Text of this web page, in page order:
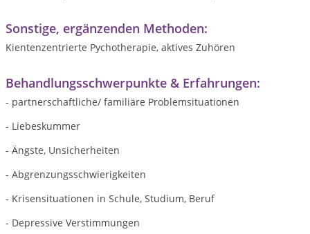
Sonstige, ergänzenden Methoden:
Kientenzentrierte Pychotherapie, aktives Zuhören
Behandlungsschwerpunkte & Erfahrungen:
- partnerschaftliche/ familiäre Problemsituationen
- Liebeskummer
- Ängste, Unsicherheiten
- Abgrenzungsschwierigkeiten
- Krisensituationen in Schule, Studium, Beruf
- Depressive Verstimmungen